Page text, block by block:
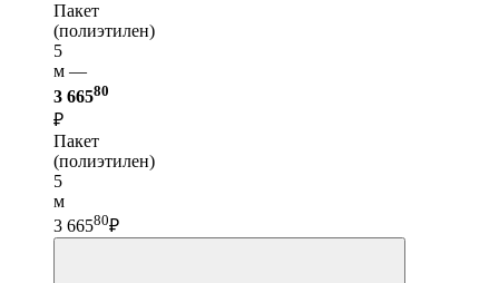
Пакет
(полиэтилен)
5
м —
3 66580
₽
Пакет
(полиэтилен)
5
м
3 66580₽